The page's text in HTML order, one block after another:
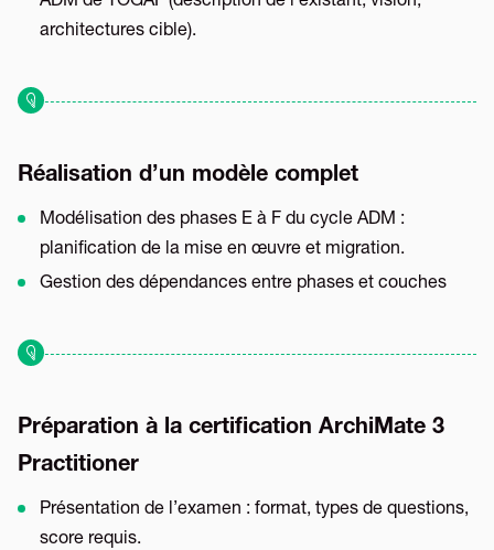
architectures cible).
Réalisation d’un modèle complet
Modélisation des phases E à F du cycle ADM :
planification de la mise en œuvre et migration.
Gestion des dépendances entre phases et couches
Préparation à la certification ArchiMate 3
Practitioner
Présentation de l’examen : format, types de questions,
score requis.